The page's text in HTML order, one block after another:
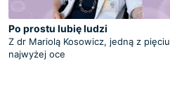
Po prostu lubię ludzi
Z dr Mariolą Kosowicz, jedną z pięciu
najwyżej oce